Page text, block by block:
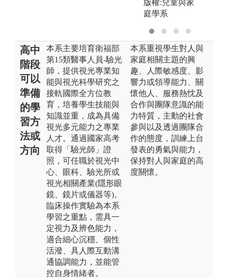
版權:兒童與家
庭學系
高中
階段
可以
準備
的學
習方
法或
方向
本系主要培育衛福部
第15類醫事人員-驗光
師，提供視光專業知
能與視光科學研究之
接軌國際全方位教
育，培養學生技能與
知識並重，成為具備
視光多元能力之專業
人才。通過國家高考
取得「驗光師」證
照，可任職於視光中
心、眼科、驗光所或
視光相關產業(隱形眼
鏡、鏡片或儀器等)。
臨床操作實驗為本系
學習之重點，需具一
定視力及辨色能力，
適合細心沉穩、個性
活潑、具人際互動溝
通協調能力，並能管
控自身情緒者。
本系重視學生對人與
家庭相關主題的興
趣、人際敏感度、影
響力或領導能力、關
懷他人、服務熱忱及
合作與團隊意識的能
力特質，主動的社會
參與以及透過團隊合
作的態度，訓練上台
發表的勇氣與能力，
保持對人與家庭的高
度關懷。